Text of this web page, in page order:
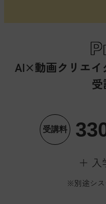
提案します。進捗に応
できるので、無理なく
ます。
AI×動画クリエイ
受講料
＋ 入
※別途シス